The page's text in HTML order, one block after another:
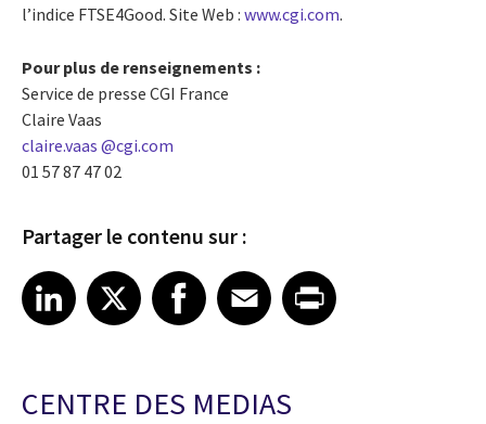
l’indice FTSE4Good. Site Web : www.cgi.com.
Pour plus de renseignements :
Service de presse CGI France
Claire Vaas
claire.vaas @cgi.com
01 57 87 47 02
Partager le contenu sur :
Share article on LinkedIn
LinkedIn
Share article on XShare article on Facebook
Facebook
Share article on Email
EmailShare article on Print
CENTRE DES MEDIAS